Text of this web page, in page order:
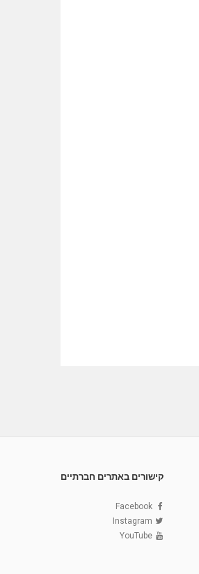
קישורים באתרים חברתיים
Facebook
Instagram
YouTube